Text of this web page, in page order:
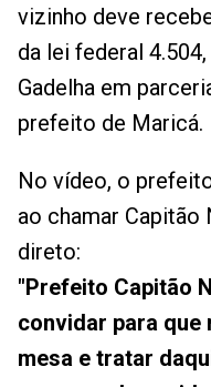
vizinho deve
da lei federal
Gadelha em
prefeito de Maricá.
No vídeo, o
ao chamar Capitão
direto:
"Prefeito Capitão
convidar para que
mesa e tratar